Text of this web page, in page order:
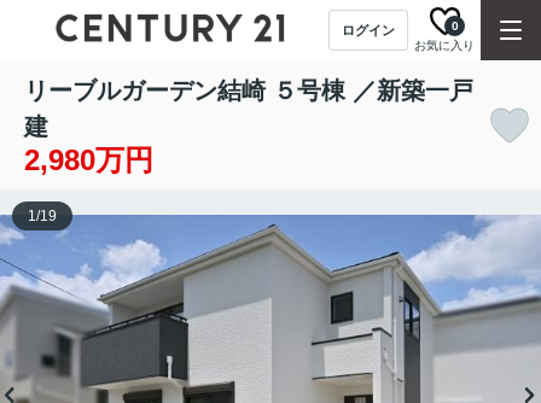
ログイン
お気に入り
0
リーブルガーデン結崎 ５号棟 ／新築一戸
建
2,980万円
1/19